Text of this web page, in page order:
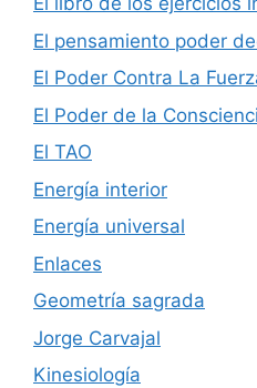
El pensamiento poder
El Poder Contra La
El Poder de la
El TAO
Energía interior
Energía universal
Enlaces
Geometría sagrada
Jorge Carvajal
Kinesiología